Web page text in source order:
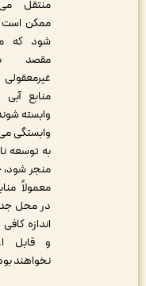
منتقل می‌شود،
ممکن است باعث
شود که مناطق
مقصد به‌طور
غیرمعقولی به
منابع آبی جدید
وابسته شوند. این
وابستگی می‌تواند
به توسعه ناپایدار
منجر شود، چرا که
معمولاً منابع آب
در محل جدید به
اندازه کافی پایدار
و قابل اعتماد
نخواهند بود.